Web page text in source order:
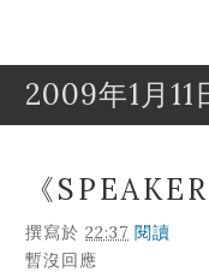
Goofyz
2009年1月11
《
撰寫於22:37 閱讀
暫沒回應